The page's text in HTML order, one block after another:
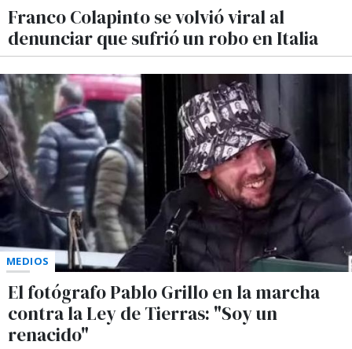
Franco Colapinto se volvió viral al
denunciar que sufrió un robo en Italia
MEDIOS
El fotógrafo Pablo Grillo en la marcha
contra la Ley de Tierras: "Soy un
renacido"